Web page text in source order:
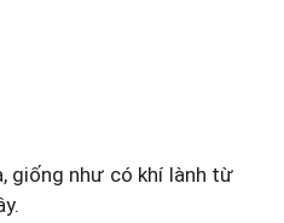
giống như có khí lành từ